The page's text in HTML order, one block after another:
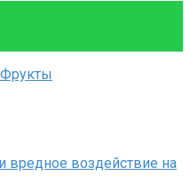
Фрукты
воздействие на